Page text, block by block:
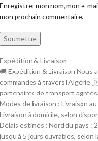
Enregistrer mon nom, mon e-
mon prochain commentaire.
Expédition & Livraison
🚚 Expédition & Livraison Nous
commandes à travers
partenaires de transport
Modes de livraison : Livraison
Livraison à domicile, selon
Délais estimés : Nord du pays :
jusqu’à 5 jours ouvrables,